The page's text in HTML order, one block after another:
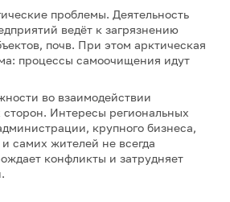
проблемы. Деятельность
ведёт к загрязнению
почв. При этом арктическая
процессы самоочищения идут
во взаимодействии
Интересы региональных
крупного бизнеса,
самих жителей не всегда
конфликты и затрудняет